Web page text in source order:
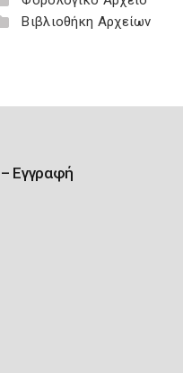
Βιβλιοθήκη Αρχείων
Εγγραφή